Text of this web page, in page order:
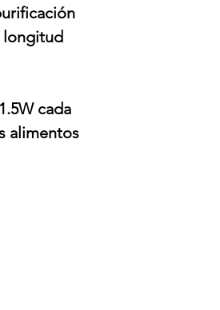
longitud
cada
alimentos